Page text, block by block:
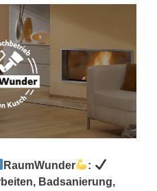
RaumWunder
:
Badsanierung,